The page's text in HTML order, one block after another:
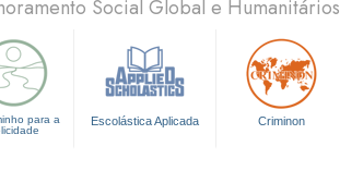
Social Global e Humanitários
para a
Escolástica Aplicada Criminon